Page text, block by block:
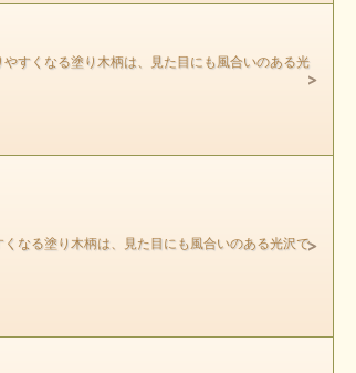
すくなる塗り木柄は、見た目にも風合いのある光
なる塗り木柄は、見た目にも風合いのある光沢で